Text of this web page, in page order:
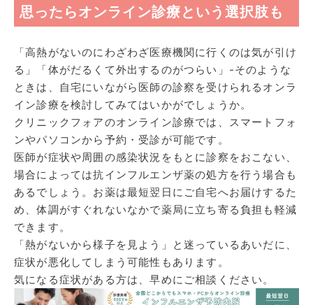
思ったらオンライン診療という選択肢も
「高熱がないのにわざわざ医療機関に行くのは気が引け
る」「体がだるくて外出するのがつらい」-そのような
ときは、自宅にいながら医師の診察を受けられるオンラ
イン診療を検討してみてはいかがでしょうか。
クリニックフォアのオンライン診療では、スマートフォ
ンやパソコンから予約・受診が可能です。
医師が症状や周囲の感染状況をもとに診察をおこない、
場合によっては抗インフルエンザ薬の処方を行う場合も
あるでしょう。お薬は最短翌日にご自宅へお届けするた
め、体調がすぐれないなかで薬局に立ち寄る負担も軽減
できます。
「熱がないから様子を見よう」と迷っているあいだに、
症状が悪化してしまう可能性もあります。
気になる症状がある方は、早めにご相談ください。